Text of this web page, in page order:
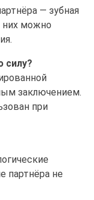
— зубная
них можно
силу?
заключением.
при
партнёра не